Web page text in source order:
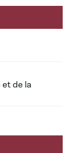
de la